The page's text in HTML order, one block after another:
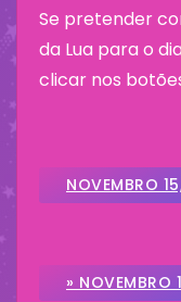
Se pretender
da Lua para o
clicar nos
NOVEMBRO
» NOVEMBRO